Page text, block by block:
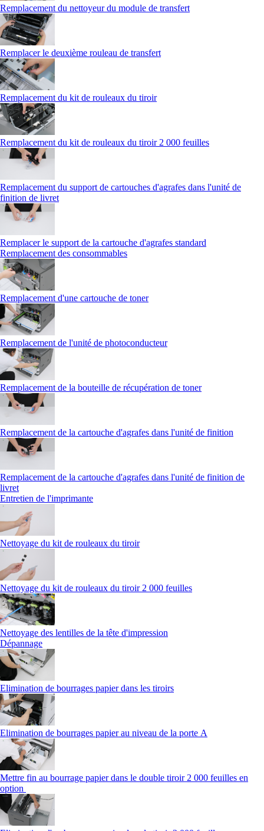
Remplacement du nettoyeur du module de transfert
Remplacer le deuxième rouleau de transfert
Remplacement du kit de rouleaux du tiroir
Remplacement du kit de rouleaux du tiroir 2 000 feuilles
Remplacement du support de cartouches d'agrafes dans l'unité de
finition de livret
Remplacer le support de la cartouche d'agrafes standard
Remplacement des consommables
Remplacement d'une cartouche de toner
Remplacement de l'unité de photoconducteur
Remplacement de la bouteille de récupération de toner
Remplacement de la cartouche d'agrafes dans l'unité de finition
Remplacement de la cartouche d'agrafes dans l'unité de finition de
livret
Entretien de l'imprimante
Nettoyage du kit de rouleaux du tiroir
Nettoyage du kit de rouleaux du tiroir 2 000 feuilles
Nettoyage des lentilles de la tête d'impression
Dépannage
Elimination de bourrages papier dans les tiroirs
Elimination de bourrages papier au niveau de la porte A
Mettre fin au bourrage papier dans le double tiroir 2 000 feuilles en
option